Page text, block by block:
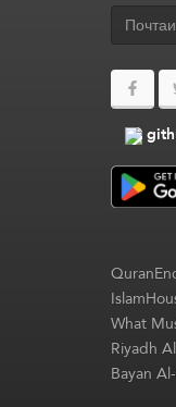
What
Riyadh
Bayan